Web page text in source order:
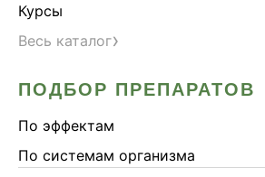
Курсы
Весь каталог›
ПОДБОР ПРЕПАРАТОВ
По эффектам
По системам организма